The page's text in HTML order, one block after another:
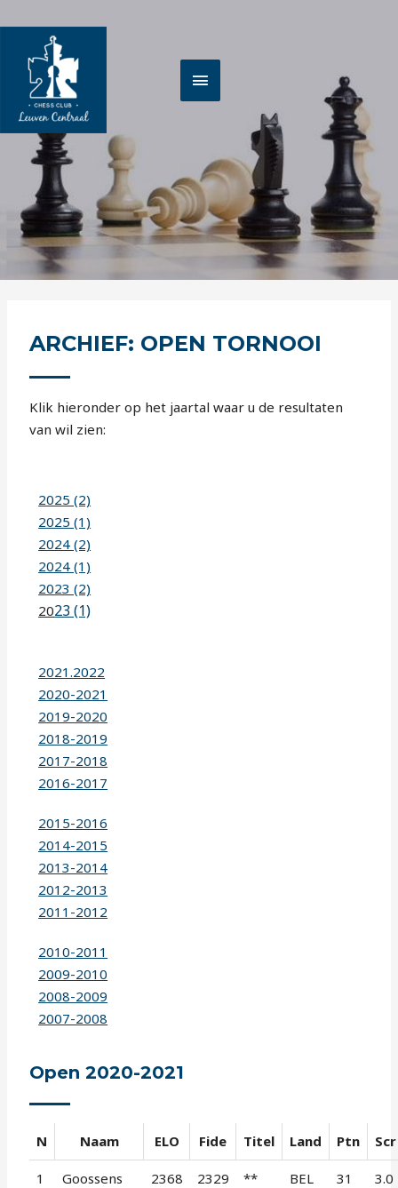
naar
inhoud
ARCHIEF: OPEN TORNOOI
Klik hieronder op het jaartal waar u de resultaten
van wil zien:
2025 (2)
2025 (1)
2024 (2)
2024 (1)
2023 (2)
2023 (1)
2021.2022
2020-2021
2019-2020
2018-2019
2017-2018
2016-2017
2015-2016
2014-2015
2013-2014
2012-2013
2011-2012
2010-2011
2009-2010
2008-2009
2007-2008
Open 2020-2021
N Naam ELO Fide Titel Land Ptn Scr
1
Goossens
2368 2329 ** BEL 31 3.0